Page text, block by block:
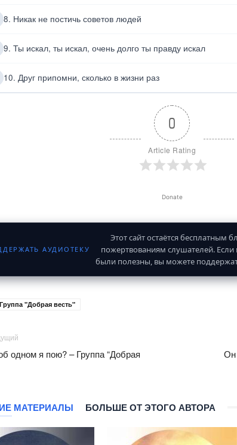
8. Никак не постичь советов людей
9. Ты искал, ты искал, очень долго ты правду искал
10. Друг припомни, сколько в жизни раз
0
Article Rating
Donate
АУДИОТЕКУ
Этот сайт остаётся бесплатным
пожертвованиям слушателей.
были полезны, вы можете
Группа "Добрая весть"
одном я пою? – Группа “Добрая
Он
МАТЕРИАЛЫ БОЛЬШЕ ОТ ЭТОГО АВТОРА